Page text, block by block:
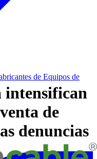
de Equipos de
intensifican
de
denuncias